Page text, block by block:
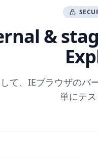
&
て、IEブラウザのバ
単にテス